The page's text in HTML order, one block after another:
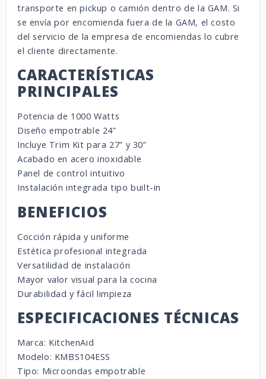
transporte en pickup o camión dentro de la GAM. Si
se envía por encomienda fuera de la GAM, el costo
del servicio de la empresa de encomiendas lo cubre
el cliente directamente.
CARACTERÍSTICAS
PRINCIPALES
Potencia de 1000 Watts
Diseño empotrable 24”
Incluye Trim Kit para 27” y 30”
Acabado en acero inoxidable
Panel de control intuitivo
Instalación integrada tipo built-in
BENEFICIOS
Cocción rápida y uniforme
Estética profesional integrada
Versatilidad de instalación
Mayor valor visual para la cocina
Durabilidad y fácil limpieza
ESPECIFICACIONES TÉCNICAS
Marca: KitchenAid
Modelo: KMBS104ESS
Tipo: Microondas empotrable